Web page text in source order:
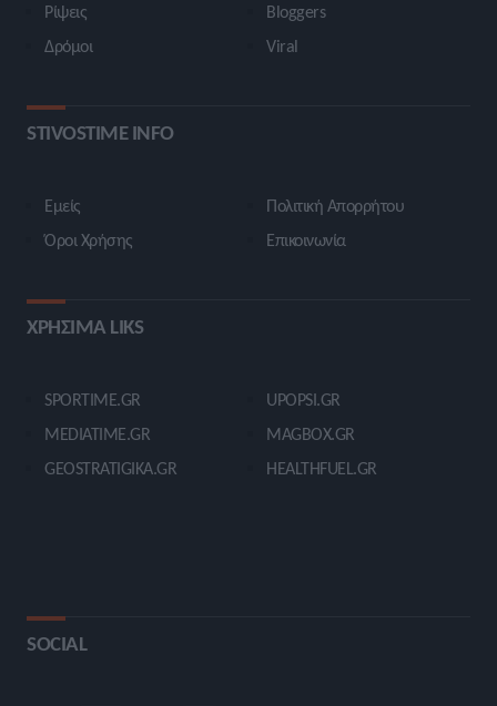
Ρίψεις
Δρόμοι
Bloggers
Viral
STIVOSTIME INFO
Εμείς
Όροι Χρήσης
Πολιτική Απορρήτου
Επικοινωνία
ΧΡΗΣΙΜΑ LIKS
SPORTIME.GR
MEDIATIME.GR
GEOSTRATIGIKA.GR
UPOPSI.GR
MAGBOX.GR
HEALTHFUEL.GR
SOCIAL